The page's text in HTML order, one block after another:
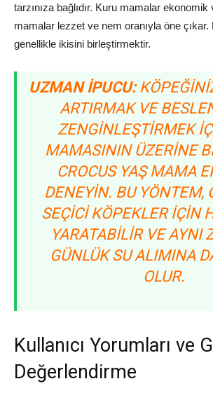
tarzınıza bağlıdır. Kuru mamalar
mamalar lezzet ve nem oranıyla öne çıkar.
genellikle ikisini birleştirmektir.
UZMAN İPUCU:
ARTIRMAK VE
ZENGINLEŞTIRMEK
MAMASININ ÜZERINE
CROCUS YAŞ MAMA
DENEYIN. BU YÖNTEM,
SEÇICI KÖPEKLER IÇIN
YARATABILIR VE AYNI
GÜNLÜK SU ALIMINA
OLUR.
Kullanıcı Yorumları ve
Değerlendirme